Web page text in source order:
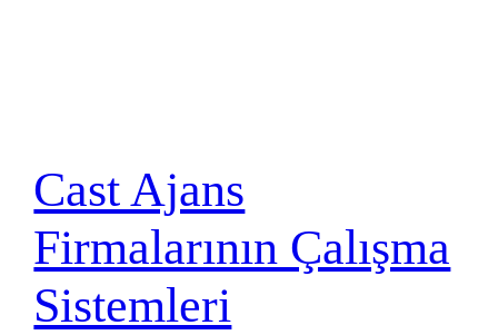
Cast Ajans
Firmalarının Çalışma
Sistemleri